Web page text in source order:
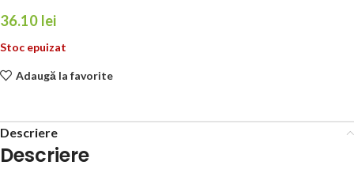
36.10 lei
Stoc epuizat
Adaugă la favorite
Descriere
Descriere